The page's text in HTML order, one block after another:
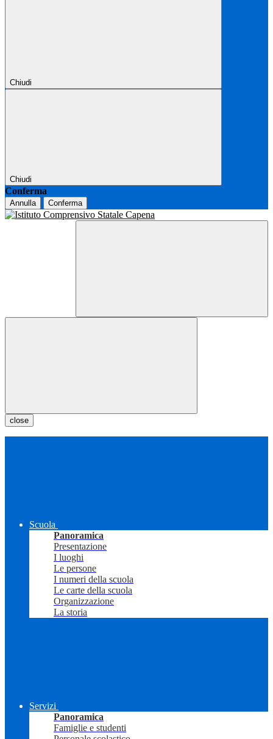
Chiudi
Chiudi
Conferma
Annulla Conferma
close
Scuola
Panoramica
Presentazione
I luoghi
Le persone
I numeri della scuola
Le carte della scuola
Organizzazione
La storia
Servizi
Panoramica
Famiglie e studenti